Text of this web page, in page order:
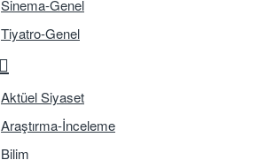
Sinema-Genel
Tiyatro-Genel
Aktüel Siyaset
Araştırma-İnceleme
Bilim